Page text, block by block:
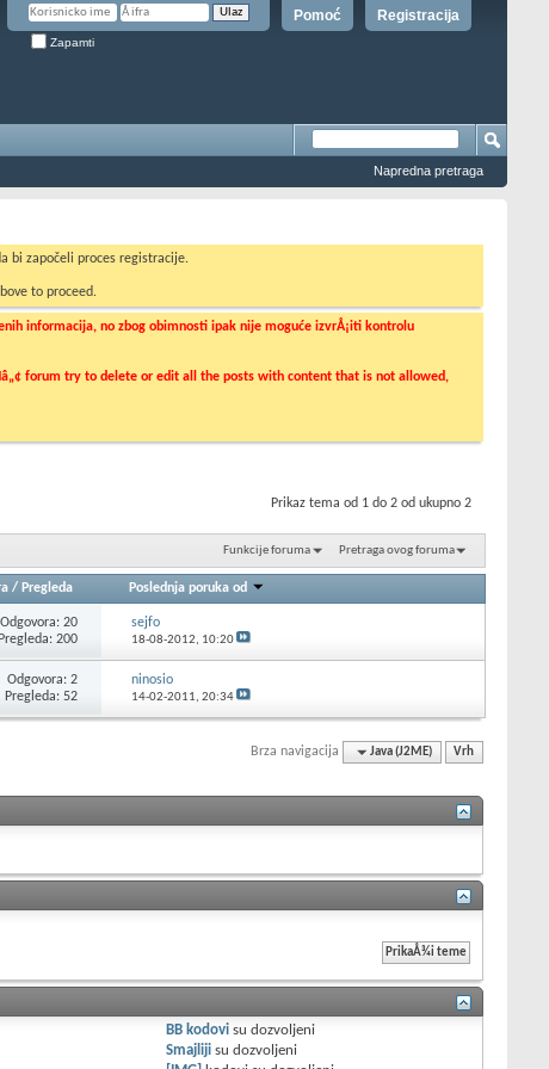
Registracija
Pomoć
Zapamti
Napredna pretraga
bi započeli proces registracije.
to proceed.
informacija, no zbog obimnosti ipak nije moguće izvrÅ¡iti kontrolu
forum try to delete or edit all the posts with content that is not allowed,
Prikaz tema od 1 do 2 od ukupno 2
Funkcije foruma Pretraga ovog foruma
/ Pregleda Poslednja poruka od
Odgovora: 20
Pregleda: 200
sejfo
18-08-2012, 10:20
Odgovora: 2
Pregleda: 52
ninosio
14-02-2011, 20:34
Brza navigacija Java (J2ME) Vrh
BB kodovi sudozvoljeni
Smajliji sudozvoljeni